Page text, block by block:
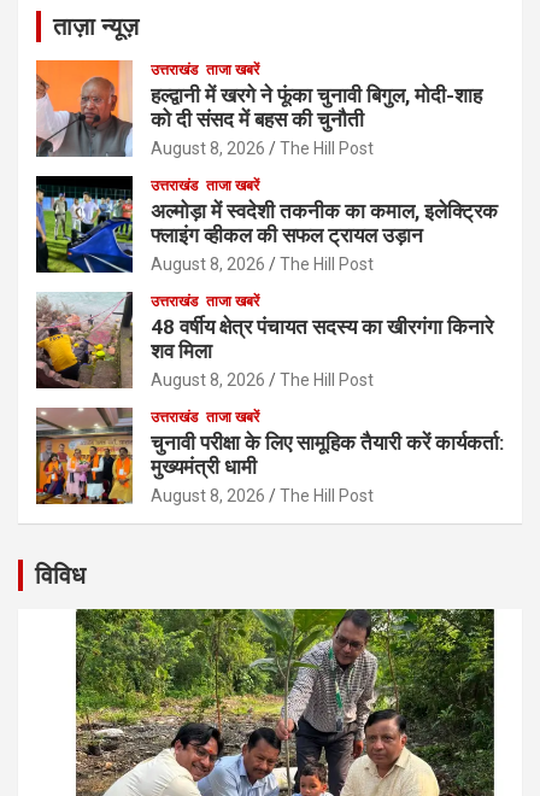
ताज़ा न्यूज़
उत्तराखंड ताजा खबरें
हल्द्वानी में खरगे ने फूंका चुनावी बिगुल, मोदी-शाह
को दी संसद में बहस की चुनौती
August 8, 2026 The Hill Post
उत्तराखंड ताजा खबरें
अल्मोड़ा में स्वदेशी तकनीक का कमाल, इलेक्ट्रिक
फ्लाइंग व्हीकल की सफल ट्रायल उड़ान
August 8, 2026 The Hill Post
उत्तराखंड ताजा खबरें
48 वर्षीय क्षेत्र पंचायत सदस्य का खीरगंगा किनारे
शव मिला
August 8, 2026 The Hill Post
उत्तराखंड ताजा खबरें
चुनावी परीक्षा के लिए सामूहिक तैयारी करें कार्यकर्ता:
मुख्यमंत्री धामी
August 8, 2026 The Hill Post
विविध